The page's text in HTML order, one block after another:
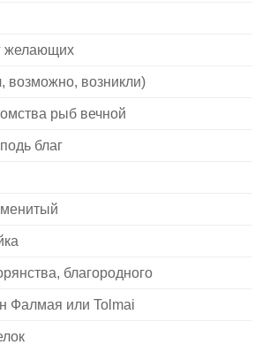
желающих
возможно, возникли)
рыб вечной
благ
благородного
Фалмая или Tolmai